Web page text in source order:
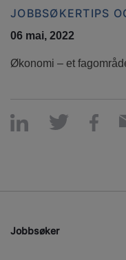
JOBBSØKERTIPS
06 mai, 2022
Økonomi – et
Jobbsøker